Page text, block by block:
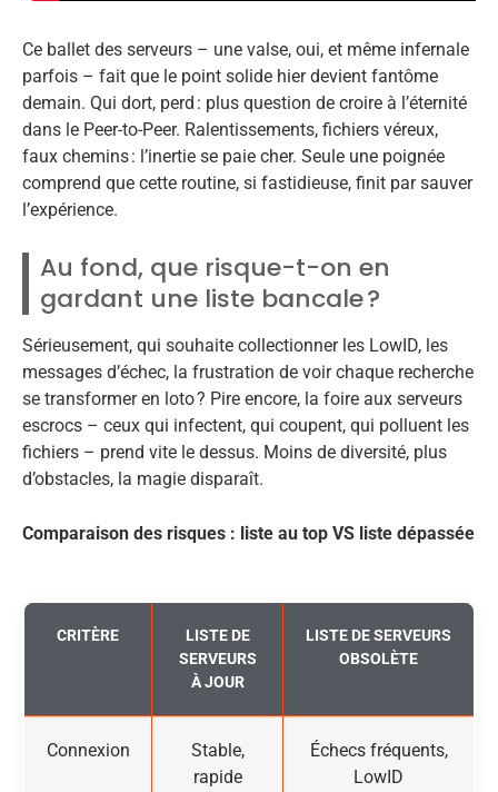
Ce ballet des serveurs – une valse, oui, et même infernale
parfois – fait que le point solide hier devient fantôme
demain. Qui dort, perd : plus question de croire à l’éternité
dans le Peer-to-Peer. Ralentissements, fichiers véreux,
faux chemins : l’inertie se paie cher. Seule une poignée
comprend que cette routine, si fastidieuse, finit par sauver
l’expérience.
Au fond, que risque-t-on en
gardant une liste bancale ?
Sérieusement, qui souhaite collectionner les LowID, les
messages d’échec, la frustration de voir chaque recherche
se transformer en loto ? Pire encore, la foire aux serveurs
escrocs – ceux qui infectent, qui coupent, qui polluent les
fichiers – prend vite le dessus. Moins de diversité, plus
d’obstacles, la magie disparaît.
Comparaison des risques : liste au top VS liste dépassée
CRITÈRE
LISTE DE
SERVEURS
À JOUR
LISTE DE SERVEURS
OBSOLÈTE
Connexion
Stable,
rapide
Échecs fréquents,
LowID